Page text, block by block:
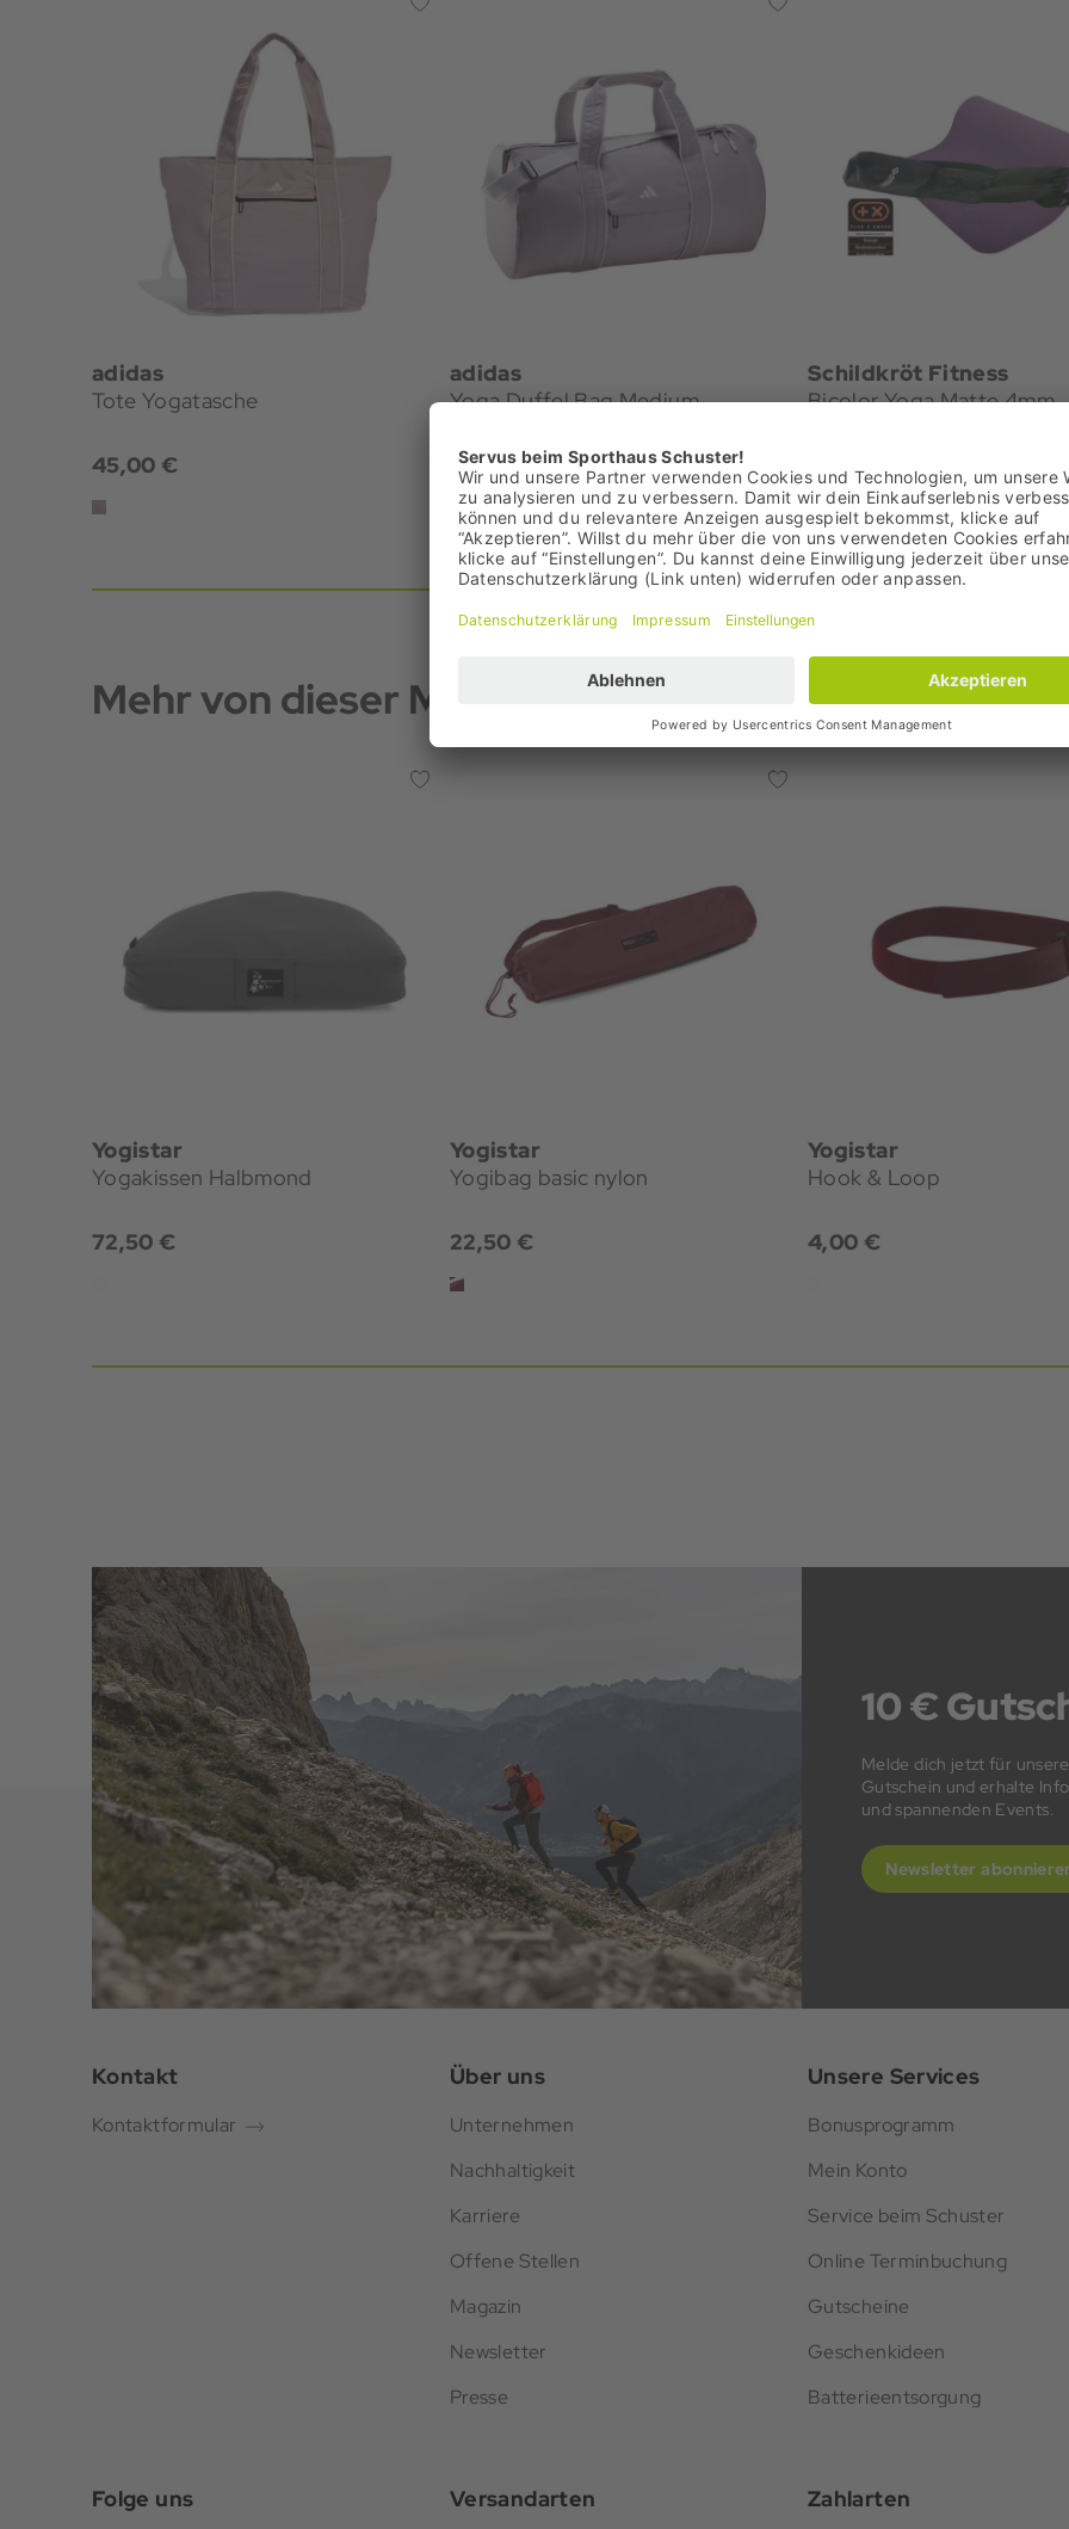
adidas
Tote Yogatasche
45,00 €
adidas
Yoga Duffel Bag Medium
50,00 €
Schildkröt Fitness
Bicolor Yoga Matte 4mm
39,99 €
Mehr von dieser Marke
Yogistar
Yogakissen Halbmond
72,50 €
Yogistar
Yogibag basic nylon
22,50 €
Yogistar
Hook & Loop
4,00 €
10 €
Melde dich jetzt für
Gutschein und erhalte
und spannenden Events.
Newsletter
Kontakt
Kontaktformular
Über uns
Unternehmen
Nachhaltigkeit
Karriere
Offene Stellen
Magazin
Newsletter
Presse
Unsere Services
Bonusprogramm
Mein Konto
Service beim Schuster
Online Terminbuchung
Gutscheine
Geschenkideen
Batterieentsorgung
Folge uns Versandarten Zahlarten